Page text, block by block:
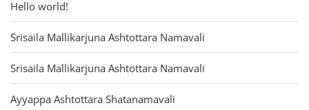
Hello world!
Srisaila Mallikarjuna Ashtottara Namavali
Srisaila Mallikarjuna Ashtottara Namavali
Ayyappa Ashtottara Shatanamavali